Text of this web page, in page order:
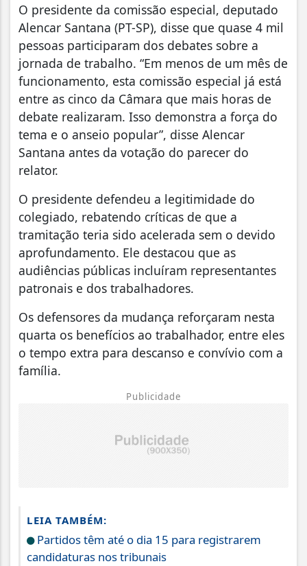
O presidente da comissão especial, deputado
Alencar Santana (PT-SP), disse que quase 4 mil
pessoas participaram dos debates sobre a
jornada de trabalho. “Em menos de um mês de
funcionamento, esta comissão especial já está
entre as cinco da Câmara que mais horas de
debate realizaram. Isso demonstra a força do
tema e o anseio popular”, disse Alencar
Santana antes da votação do parecer do
relator.
O presidente defendeu a legitimidade do
colegiado, rebatendo críticas de que a
tramitação teria sido acelerada sem o devido
aprofundamento. Ele destacou que as
audiências públicas incluíram representantes
patronais e dos trabalhadores.
Os defensores da mudança reforçaram nesta
quarta os benefícios ao trabalhador, entre eles
o tempo extra para descanso e convívio com a
família.
Publicidade
LEIA TAMBÉM:
Partidos têm até o dia 15 para registrarem
candidaturas nos tribunais